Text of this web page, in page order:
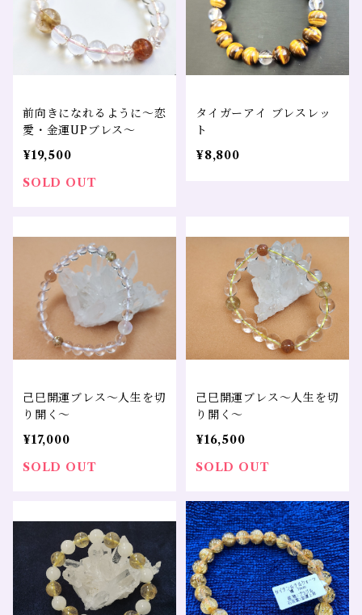
前向きになれるように～恋
愛・金運UPブレス～
¥19,500
SOLD OUT
タイガーアイ ブレスレッ
ト
¥8,800
己巳開運ブレス～人生を切
り開く～
¥17,000
SOLD OUT
己巳開運ブレス～人生を切
り開く～
¥16,500
SOLD OUT